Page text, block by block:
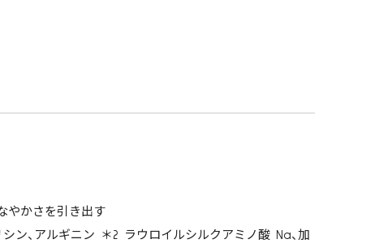
やかさを引き出す
ン、アルギニン ＊2 ラウロイルシルクアミノ酸 Na、加